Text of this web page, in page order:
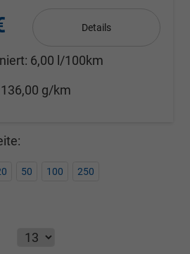
Details
6,00 l/100km
136,00 g/km
50 100 250